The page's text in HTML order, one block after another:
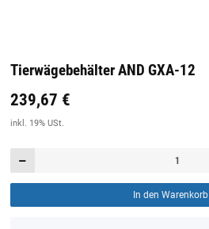
Tierwägebehälter AND GXA-12
Preis: 19,44 €inkl. 19% USt.
239,67 €
inkl. 19% USt.
In den Warenkorb